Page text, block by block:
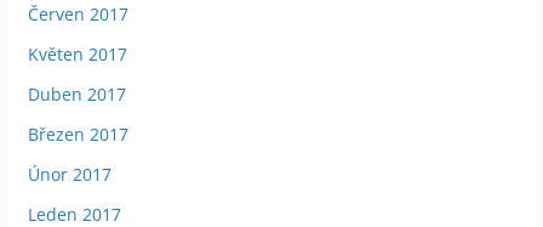
Červen 2017
Květen 2017
Duben 2017
Březen 2017
Únor 2017
Leden 2017